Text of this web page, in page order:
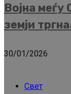
Војна
земји
30/01/2026
Свет